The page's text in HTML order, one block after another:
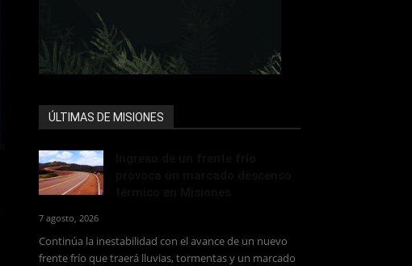
ÚLTIMAS DE MISIONES
7 agosto, 2026
Continúa la inestabilidad con el avance de un nuevo
frente frío que traerá lluvias, tormentas y un marcado